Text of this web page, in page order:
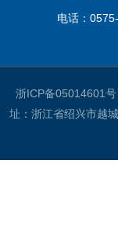
电话：
浙ICP备05014601号
址：浙江省绍兴市越